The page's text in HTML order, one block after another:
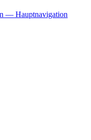
— Hauptnavigation